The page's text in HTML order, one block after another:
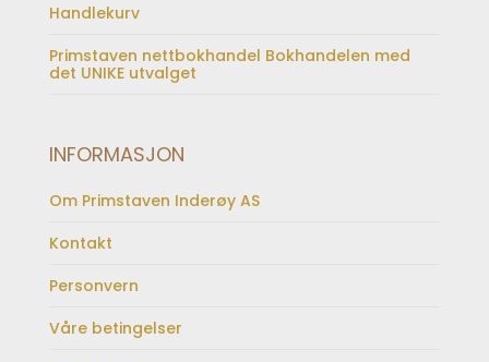
Handlekurv
Primstaven nettbokhandel Bokhandelen med
det UNIKE utvalget
INFORMASJON
Om Primstaven Inderøy AS
Kontakt
Personvern
Våre betingelser